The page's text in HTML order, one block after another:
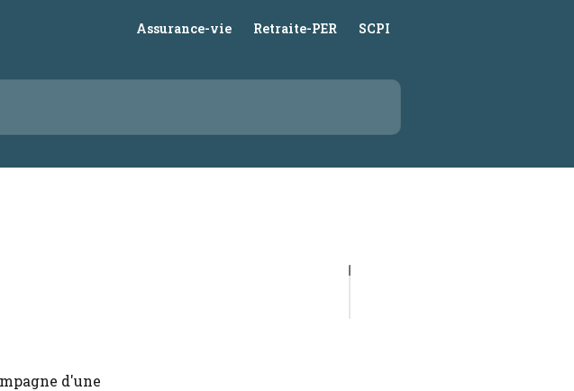
Assurance-vie Retraite-PER SCPI
d'une